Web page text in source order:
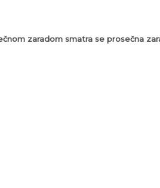
zaradom smatra se prosečna